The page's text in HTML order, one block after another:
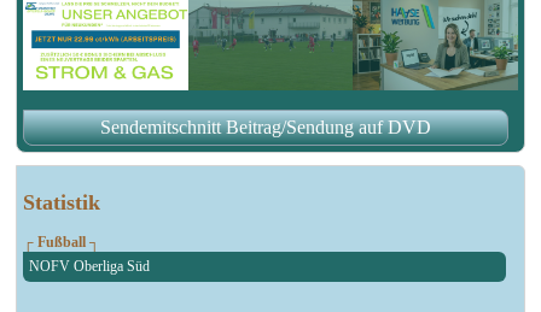
Statistik
┌ Fußball ┐
NOFV Oberliga Süd
Sendemitschnitt Beitrag/Sendung auf DVD